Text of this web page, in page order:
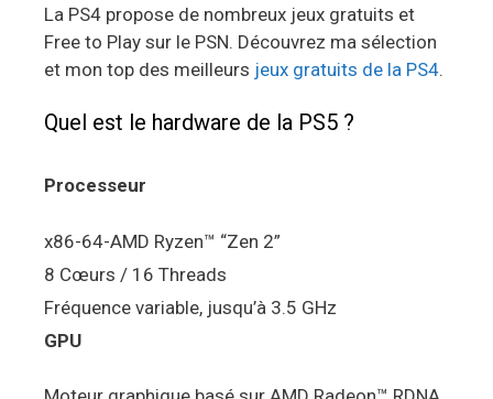
La PS4 propose de nombreux jeux gratuits et
Free to Play sur le PSN. Découvrez ma sélection
et mon top des meilleurs jeux gratuits de la PS4.
Quel est le hardware de la PS5 ?
Processeur
x86-64-AMD Ryzen™ “Zen 2”
8 Cœurs / 16 Threads
Fréquence variable, jusqu’à 3.5 GHz
GPU